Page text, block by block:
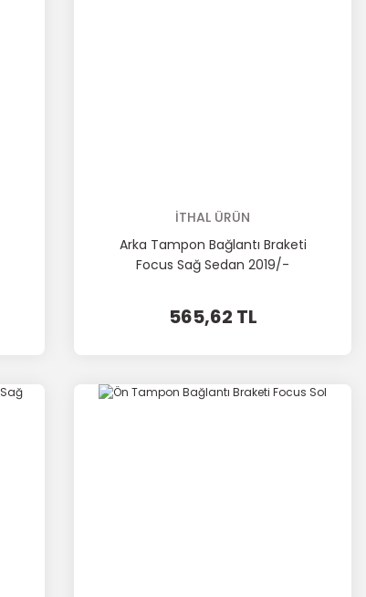
İTHAL ÜRÜN
Arka Tampon Bağlantı Braketi
Focus Sağ Sedan 2019/-
565,62 TL